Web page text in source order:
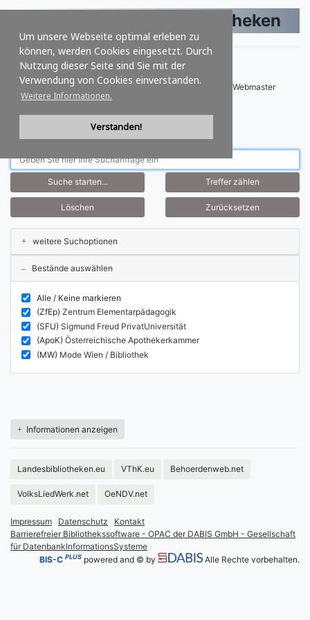
Um unsere Webseite optimal erleben zu
können, werden Cookies eingesetzt. Durch
Nutzung dieser Seite sind Sie mit der
Verwendung von Cookies einverstanden.
Weitere Informationen.
Verstanden!
Verbund der Spezialbibliotheken
Deutsch|English|Français|Español|Italiano
- VdSpB.org - Verbund der SpezialBibliotheken Email - Webmaster
Schnellsuche - Titel, Medien
weitere Suchoptionen
Bestände auswählen
Alle / Keine markieren
(ZfEp) Zentrum Elementarpädagogik
(SFU) Sigmund Freud PrivatUniversität
(ApoK) Österreichische Apothekerkammer
(MW) Mode Wien / Bibliothek
Informationen anzeigen
Landesbibliotheken.eu VThK.eu Behoerdenweb.net
VolksLiedWerk.net OeNDV.net
Impressum Datenschutz
Kontakt
Barrierefreier Bibliothekssoftware - OPAC der DABIS GmbH - Gesellschaft
für DatenbankInformationsSysteme
BIS-CPLUS powered and © by Alle Rechte vorbehalten.